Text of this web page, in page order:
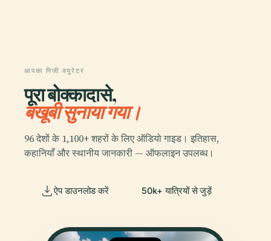
आपका निजी क्यूरेटर
पूरा बोक्कादासे,
बखूबी सुनाया गया।
96 देशों के 1,100+ शहरों के लिए ऑडियो गाइड। इतिहास,
कहानियाँ और स्थानीय जानकारी — ऑफलाइन उपलब्ध।
ऐप डाउनलोड करें 50k+ यात्रियों से जुड़ें